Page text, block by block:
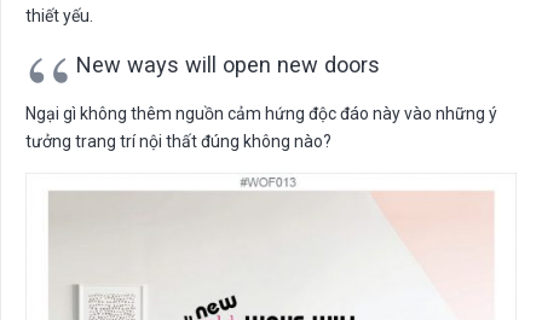
thiết yếu.
New ways will open new doors
Ngại gì không thêm nguồn cảm hứng độc đáo này vào những ý
tưởng trang trí nội thất đúng không nào?